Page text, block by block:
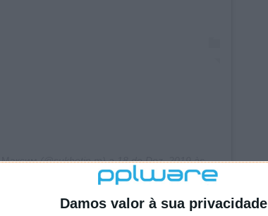
Damos valor à sua privacidade
Максим(@sukhotin.m) a18 de Dez, 2019 às 1:24 PST